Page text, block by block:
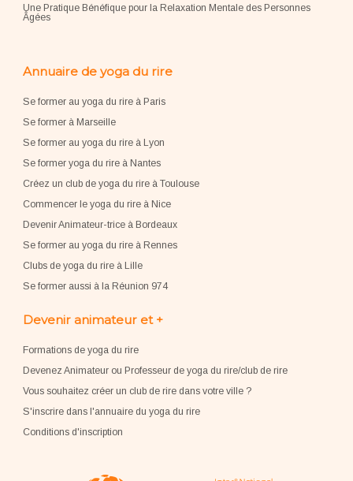
Une Pratique Bénéfique pour la Relaxation Mentale des Personnes
Âgées
Annuaire de yoga du rire
Se former au yoga du rire à Paris
Se former à Marseille
Se former au yoga du rire à Lyon
Se former yoga du rire à Nantes
Créez un club de yoga du rire à Toulouse
Commencer le yoga du rire à Nice
Devenir Animateur-trice à Bordeaux
Se former au yoga du rire à Rennes
Clubs de yoga du rire à Lille
Se former aussi à la Réunion 974
Devenir animateur et +
Formations de yoga du rire
Devenez Animateur ou Professeur de yoga du rire/club de rire
Vous souhaitez créer un club de rire dans votre ville ?
S'inscrire dans l'annuaire du yoga du rire
Conditions d'inscription